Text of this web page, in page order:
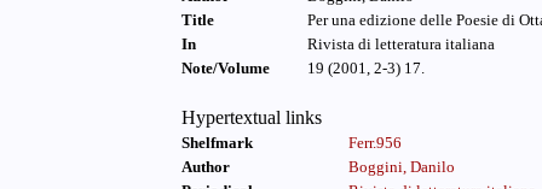
Title
Per una edizione delle Poesie di
In
Rivista di letteratura italiana
Note/Volume
19 (2001, 2-3) 17.
Hypertextual links
Shelfmark
Ferr.956
Author
Boggini, Danilo